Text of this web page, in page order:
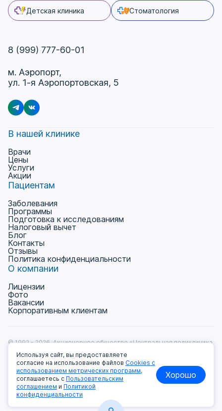
Детская клиника
Стоматология
8 (999) 777-60-01
м. Аэропорт,
ул. 1-я Аэропортовская, 5
В нашей клинике
Врачи
Цены
Услуги
Акции
Пациентам
Заболевания
Программы
Подготовка к исследованиям
Налоговый вычет
Блог
Контакты
Отзывы
Политика конфиденциальности
О компании
Лицензии
Фото
Вакансии
Корпоративным клиентам
© 1992 - 2026, Акционерное общество «Центральная поликлиника
от 11.12.2018г.
Пользовательское соглашение
Политика обработки и защиты персональных данных
Мы принимаем к оплате:
Используя сайт, вы предоставляете
согласие на использование файлов Cookies с
использованием метрических программ,
соглашаетесь с Пользовательским
соглашением и Политикой
конфиденциальности
Хорошо